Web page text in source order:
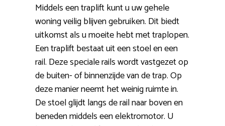
Middels een traplift kunt u uw gehele
woning veilig blijven gebruiken. Dit biedt
uitkomst als u moeite hebt met traplopen.
Een traplift bestaat uit een stoel en een
rail. Deze speciale rails wordt vastgezet op
de buiten- of binnenzijde van de trap. Op
deze manier neemt het weinig ruimte in.
De stoel glijdt langs de rail naar boven en
beneden middels een elektromotor. U